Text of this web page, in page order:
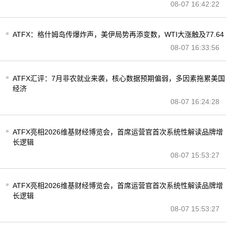
08-07 16:42:22
ATFX：格什姆岛传爆炸声，美伊局势再添变数，WTI大涨触及77.64
08-07 16:33:56
ATFX汇评：7月非农就业来袭，核心数据预期偏弱，多因素拖累美国
经济
08-07 16:24:28
ATFX亮相2026维基财经博览会，首席运营官首次系统性解读品牌增
长逻辑
08-07 15:53:27
ATFX亮相2026维基财经博览会，首席运营官首次系统性解读品牌增
长逻辑
08-07 15:53:27